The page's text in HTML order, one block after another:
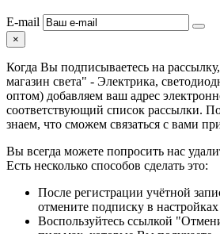
E-mail
×
Когда Вы подписываетесь на
магазин света" - Электрика,
оптом) добавляем ваш адрес
соответствующий список рассылки.
знаем, что сможем связаться с вами
Вы всегда можете попросить нас
Есть несколько способов сделать это:
После регистрации учётной
отмените подписку в
Воспользуйтесь ссылкой